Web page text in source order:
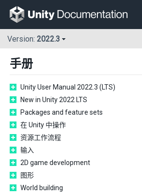
Version: 2022.3
手册
Unity User Manual 2022.3 (LTS)
New in Unity 2022 LTS
Packages and feature sets
在 Unity 中操作
资源工作流程
输入
2D game development
图形
World building